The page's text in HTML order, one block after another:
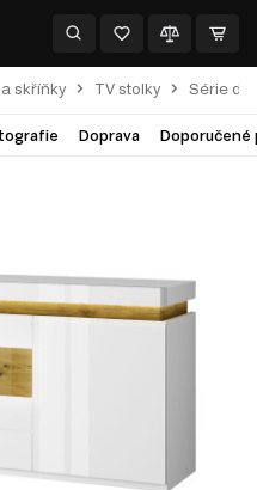
skříňky TV stolky Série do
Doprava Doporučené